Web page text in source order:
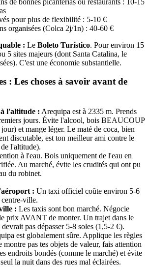
pour plus de flexibilité : 5-10 €
organisées (Colca 2j/1n) : 40-60 €
: Le Boleto Turístico. Pour environ 15
5 sites majeurs (dont Santa Catalina, le
C'est une économie substantielle.
: Les choses à savoir avant de
l'altitude : Arequipa est à 2335 m. Prends
jours. Évite l'alcool, bois BEAUCOUP
et mange léger. Le maté de coca, bien
discutable, est ton meilleur ami contre le
l'altitude).
à l'eau. Bois uniquement de l'eau en
Au marché, évite les crudités qui ont pu
du robinet.
: Un taxi officiel coûte environ 5-6
ville.
: Les taxis sont bon marché. Négocie
prix AVANT de monter. Un trajet dans le
devrait pas dépasser 5-8 soles (1,5-2 €).
est globalement sûre. Applique les règles
montre pas tes objets de valeur, fais attention
endroits bondés (comme le marché) et évite
la nuit dans des rues mal éclairées.